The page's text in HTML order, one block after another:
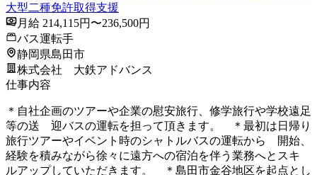
大型二種免許取得支援
月給 214,115円〜236,500円
バス運転手
静岡県島田市
株式会社 大鉄アドバンス
仕事内容
＊自社企画のツアーや企業の慰安旅行、修学旅行や学校遠足
等の送 迎バスの運転を担って頂きます。 ＊最初は日帰り
旅行ツアーやイベント時のシャトルバスの運転から 開始、
経験を積みながら徐々に遠方への宿泊を伴う業務へとスキ
ルアップしていただきます。 ＊島田市金谷地区を起点とし